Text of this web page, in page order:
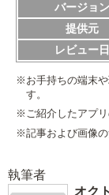
バージョン
提供元
レビュー日
※お手持ちの端末
す。
※ご紹介したアプリ
※記事および画像の
執筆者
オク